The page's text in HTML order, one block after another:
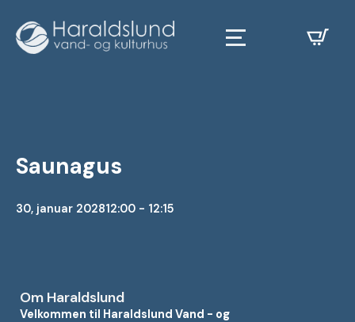
Saunagus
30, januar 202812:00 - 12:15
Om Haraldslund
Velkommen til Haraldslund Vand - og